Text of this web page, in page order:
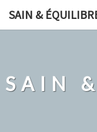
SAIN &
SAIN